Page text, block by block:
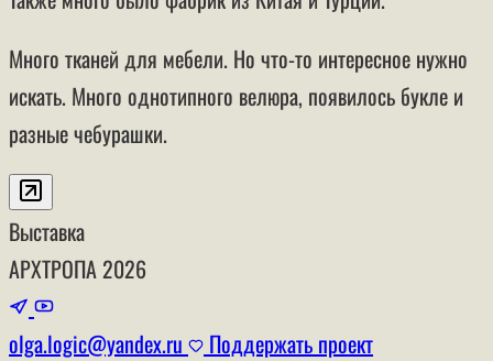
Много тканей для мебели. Но что-то интересное нужно
искать. Много однотипного велюра, появилось букле и
разные чебурашки.
Выставка
АРХТРОПА 2026
olga.logic@yandex.ru Поддержать проект